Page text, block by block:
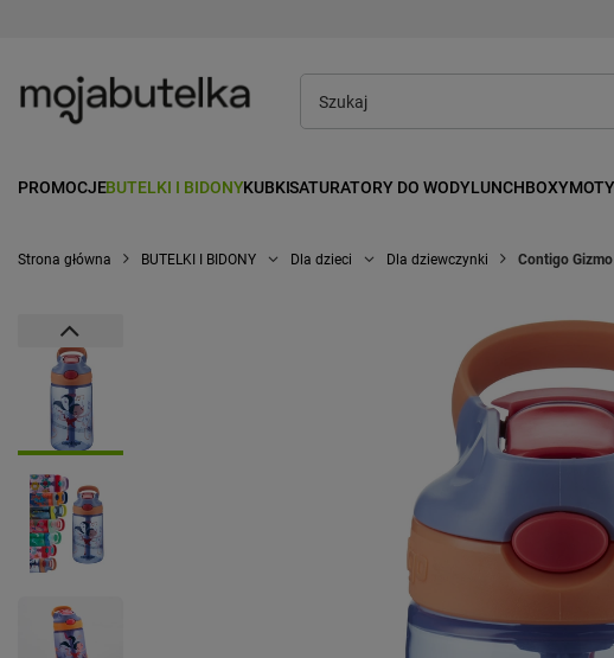
PROMOCJEBUTELKI I BIDONYKUBKISATURATORY DO WODYLUNCHBOXY
Strona główna BUTELKI I BIDONY Dla dzieci Dla dziewczynki Contigo